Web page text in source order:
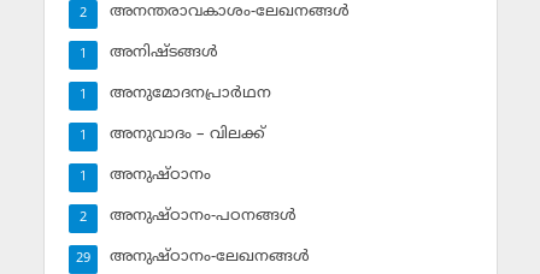
അനന്തരാവകാശം-ലേഖനങ്ങള്‍
2
അനിഷ്ടങ്ങള്‍
1
അനുമോദനപ്രാര്‍ഥന
1
അനുവാദം – വിലക്ക്‌
1
അനുഷ്ഠാനം
1
അനുഷ്ഠാനം-പഠനങ്ങള്‍
2
അനുഷ്ഠാനം-ലേഖനങ്ങള്‍
29